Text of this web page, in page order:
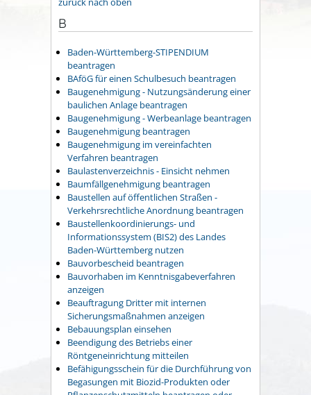
B
Baden-Württemberg-STIPENDIUM
beantragen
BAföG für einen Schulbesuch beantragen
Baugenehmigung - Nutzungsänderung einer
baulichen Anlage beantragen
Baugenehmigung - Werbeanlage beantragen
Baugenehmigung beantragen
Baugenehmigung im vereinfachten
Verfahren beantragen
Baulastenverzeichnis - Einsicht nehmen
Baumfällgenehmigung beantragen
Baustellen auf öffentlichen Straßen -
Verkehrsrechtliche Anordnung beantragen
Baustellenkoordinierungs- und
Informationssystem (BIS2) des Landes
Baden-Württemberg nutzen
Bauvorbescheid beantragen
Bauvorhaben im Kenntnisgabeverfahren
anzeigen
Beauftragung Dritter mit internen
Sicherungsmaßnahmen anzeigen
Bebauungsplan einsehen
Beendigung des Betriebs einer
Röntgeneinrichtung mitteilen
Befähigungsschein für die Durchführung von
Begasungen mit Biozid-Produkten oder